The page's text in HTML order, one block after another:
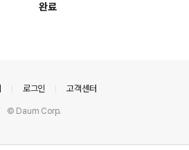
완료
로그인 고객센터
© Daum Corp.